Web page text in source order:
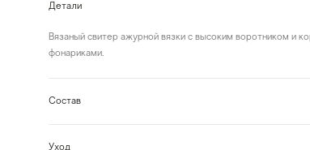
Детали
Вязаный свитер ажурной вязки с высоким воротником и
фонариками.
Состав
Уход